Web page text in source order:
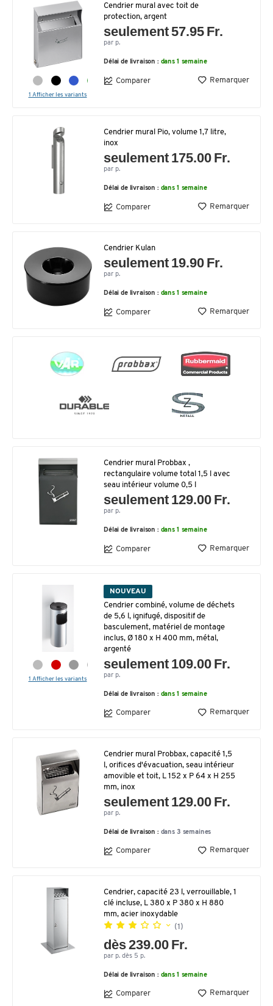
1 Afficher les variants
Cendrier mural avec toit de
protection, argent
seulement 57.95 Fr.
par p.
Délai de livraison : dans 1 semaine
Comparer Remarquer
Cendrier mural Pio, volume 1,7 litre,
inox
seulement 175.00 Fr.
par p.
Délai de livraison : dans 1 semaine
Comparer Remarquer
Cendrier Kulan
seulement 19.90 Fr.
par p.
Délai de livraison : dans 1 semaine
Comparer Remarquer
Cendrier mural Probbax ,
rectangulaire volume total 1,5 l avec
seau intérieur volume 0,5 l
seulement 129.00 Fr.
par p.
Délai de livraison : dans 1 semaine
Comparer Remarquer
1 Afficher les variants
NOUVEAU
Cendrier combiné, volume de déchets
de 5,6 l, ignifugé, dispositif de
basculement, matériel de montage
inclus, Ø 180 x H 400 mm, métal,
argenté
seulement 109.00 Fr.
par p.
Délai de livraison : dans 1 semaine
Comparer Remarquer
Cendrier mural Probbax, capacité 1,5
l, orifices d'évacuation, seau intérieur
amovible et toit, L 152 x P 64 x H 255
mm, inox
seulement 129.00 Fr.
par p.
Délai de livraison : dans 3 semaines
Comparer Remarquer
Cendrier, capacité 23 l, verrouillable, 1
clé incluse, L 380 x P 380 x H 880
mm, acier inoxydable
(1)
dès 239.00 Fr.
par p. dès 5 p.
Délai de livraison : dans 1 semaine
Comparer Remarquer